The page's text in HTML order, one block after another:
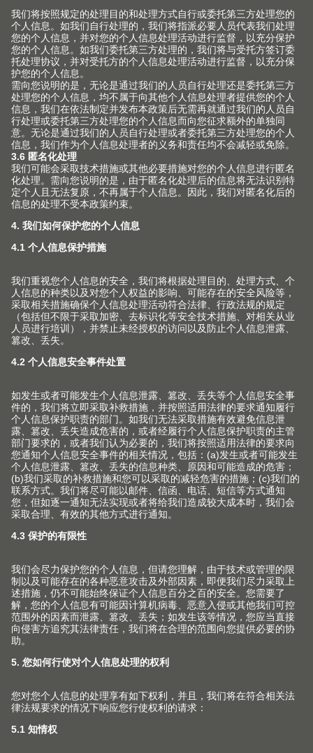
铰链系列
抽屉系列
导轨系列
口袋门系列
内分隔件系列
动感开合技术
在各种柜体上的应用
加工工具
采购及订单
包装和物流
产品和生产
安装和调节
市场营销
针对室内设计师的服务
常见问题
企业
关于Blum 百隆
事实和数据
生产基地
历史
质量和创新
可持续性
Compliance
培训
展会
媒体
联系方式
终端消费者服务热线
中国的经销商
联络表
销售网点
联系我们的销售
工厂
展厅
百隆家具配件（上海）有限公司
上海市 青浦工业园区北盈路399号
201700 上海市 CHINA
info.cn@blum.com
其他主题
产品手册
版权声明
V1套装订购手册
查找
© Copyright (2026) Julius Blum GmbH. 优利思
百隆有限公司版权所有。
沪公网安备 31011802004400号
更改市场和语言